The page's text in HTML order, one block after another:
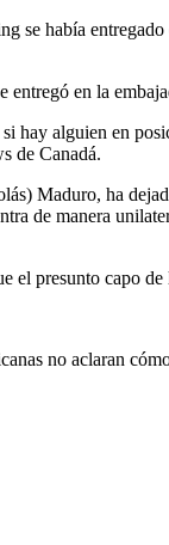
se había
en la
hay alguien en
de Canadá.
Maduro, ha
de manera
presunto capo
no aclaran